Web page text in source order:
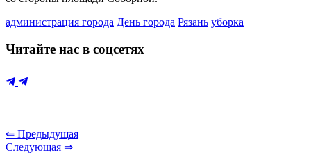
администрация города День города Рязань уборка
Читайте нас в соцсетях
⇐ Предыдущая
Следующая ⇒